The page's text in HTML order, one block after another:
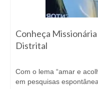
Conheça
Distrital
Com o lema “amar e
em pesquisas